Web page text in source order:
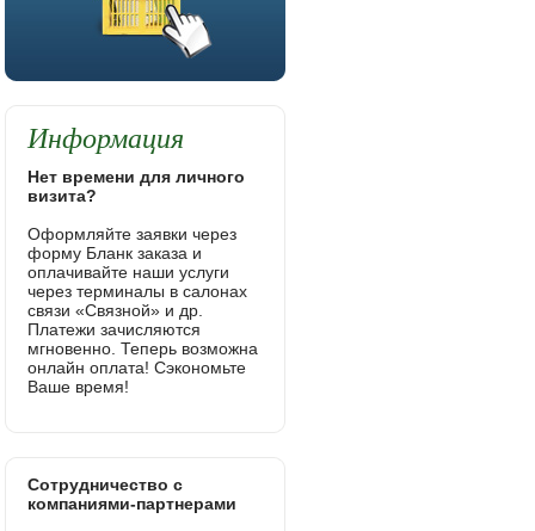
Информация
Нет времени для личного
визита?
Оформляйте заявки через
форму Бланк заказа и
оплачивайте наши услуги
через терминалы в салонах
связи «Связной» и др.
Платежи зачисляются
мгновенно. Теперь возможна
онлайн оплата! Сэкономьте
Ваше время!
Сотрудничество с
компаниями-партнерами